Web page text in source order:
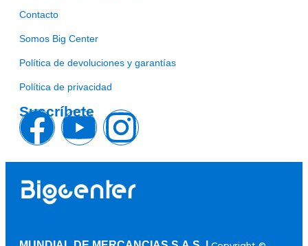
Enlaces útiles
Contacto
Somos Big Center
Política de devoluciones y garantías
Política de privacidad
Suscríbete